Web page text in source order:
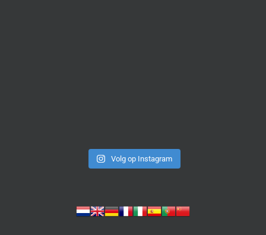
Volg op Instagram